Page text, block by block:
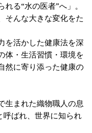
る“水の医者”へ」。
そんな大きな変化をた
を活かした健康法を深
体・生活習慣・環境を
然に寄り添った健康の
生まれた織物職人の息
呼ばれ、世界に知られ